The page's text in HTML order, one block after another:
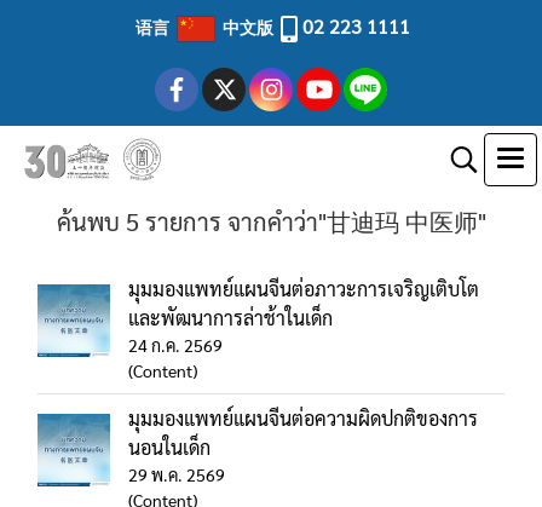
语言 中文版 02 223 1111
ค้นพบ 5 รายการ จากคำว่า"甘迪玛 中医师"
มุมมองแพทย์แผนจีนต่อภาวะการเจริญเติบโต
และพัฒนาการล่าช้าในเด็ก
24 ก.ค. 2569
(Content)
มุมมองแพทย์แผนจีนต่อความผิดปกติของการ
นอนในเด็ก
29 พ.ค. 2569
(Content)